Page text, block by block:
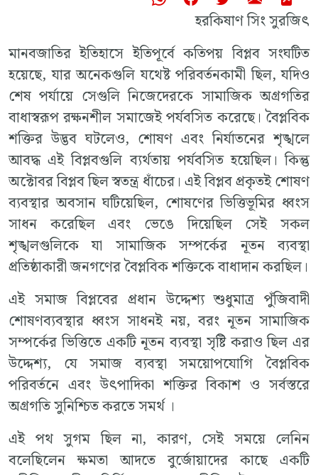
হরকিষাণ সিং সুরজিৎ
মানবজাতির ইতিহাসে ইতিপূর্বে কতিপয় বিপ্লব সংঘটিত
হয়েছে, যার অনেকগুলি যথেষ্ট পরিবর্তনকামী ছিল, যদিও
শেষ পর্যায়ে সেগুলি নিজেদেরকে সামাজিক অগ্রগতির
বাধাস্বরূপ রক্ষনশীল সমাজেই পর্যবসিত করেছে। বৈপ্লবিক
শক্তির উদ্ভব ঘটলেও, শোষণ এবং নির্যাতনের শৃঙ্খলে
আবদ্ধ এই বিপ্লবগুলি ব্যর্থতায় পর্যবসিত হয়েছিল। কিন্তু
অক্টোবর বিপ্লব ছিল স্বতন্ত্র ধাঁচের। এই বিপ্লব প্রকৃতই শোষণ
ব্যবস্থার অবসান ঘটিয়েছিল, শোষণের ভিত্তিভূমির ধ্বংস
সাধন করেছিল এবং ভেঙে দিয়েছিল সেই সকল
শৃঙ্খলগুলিকে যা সামাজিক সম্পর্কের নূতন ব্যবস্থা
প্রতিষ্ঠাকারী জনগণের বৈপ্লবিক শক্তিকে বাধাদান করছিল।
এই সমাজ বিপ্লবের প্রধান উদ্দেশ্য শুধুমাত্র পুঁজিবাদী
শোষণব্যবস্থার ধ্বংস সাধনই নয়, বরং নূতন সামাজিক
সম্পর্কের ভিত্তিতে একটি নূতন ব্যবস্থা সৃষ্টি করাও ছিল এর
উদ্দেশ্য, যে সমাজ ব্যবস্থা সময়োপযোগি বৈপ্লবিক
পরিবর্তনে এবং উৎপাদিকা শক্তির বিকাশ ও সর্বস্তরে
অগ্রগতি সুনিশ্চিত করতে সমর্থ ।
এই পথ সুগম ছিল না, কারণ, সেই সময়ে লেনিন
বলেছিলেন ক্ষমতা আদতে বুর্জোয়াদের কাছে একটি